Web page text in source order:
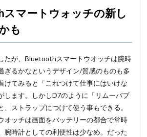
マートウォッチの新し
も
たが、Bluetoothスマートウオッチは腕時
ぎるかなというデザイン/質感のものも多
けてみると「これつけて仕事にはいけな
します。しかしD7のように「リムーバブ
、ストラップにつけて使う事もできる。
オッチは画面をバッテリーの都合で常時
腕時計としての利便性は少なめ。だった